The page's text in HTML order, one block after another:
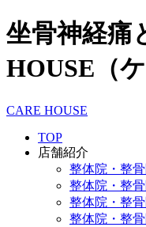
坐骨神経痛
HOUSE（
CARE HOUSE
TOP
店舗紹介
整体院・整
整体院・整
整体院・整
整体院・整